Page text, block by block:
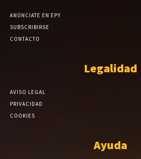
ANÚNCIATE EN EPY
SUBSCRIBIRSE
CONTACTO
Legalidad
AVISO LEGAL
PRIVACIDAD
COOKIES
Ayuda